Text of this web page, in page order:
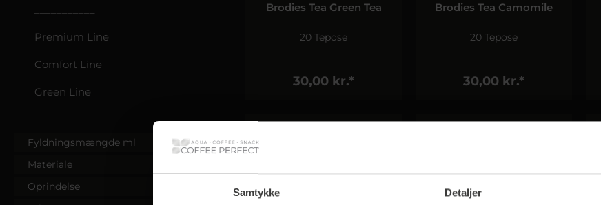
Samtykke Detaljer
Premium Line
Comfort Line
Green Line
Fyldningsmængde ml
Materiale
Oprindelse
Brodies Tea Green Tea
20 Tepose
30,00 kr.*
Brodies Tea Camomile
20 Tepose
30,00 kr.*